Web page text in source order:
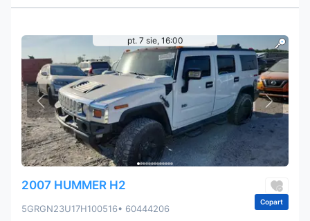
pt. 7 sie, 16:00
2007 HUMMER H2
5GRGN23U17H100516• 60444206
Copart